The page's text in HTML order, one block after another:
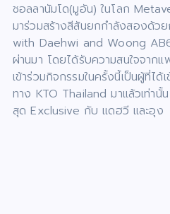
ชอลลานัมโด(มูอัน) ในโลก
มาร่วมสร้างสีสันยกกำลังสองด้ว
with Daehwi and Woong
ผ่านมา โดยได้รับความสนใจจา
เข้าร่วมกิจกรรมในครั้งนี้เป็นผู้ที่ไ
ทาง KTO Thailand มาแล้วเท่านั้
สุด Exclusive กับ แดฮวี และอุง